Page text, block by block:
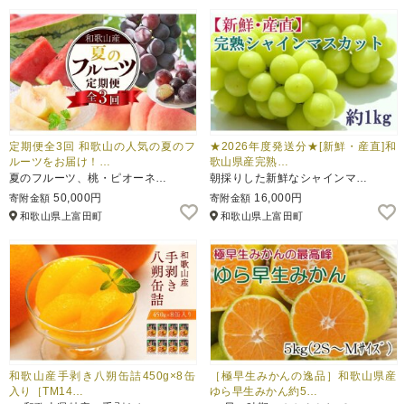
定期便全3回 和歌山の人気の夏のフ
ルーツをお届け！…
夏のフルーツ、桃・ピオーネ…
寄附金額 50,000円
和歌山県上富田町
★2026年度発送分★[新鮮・産直]和
歌山県産完熟…
朝採りした新鮮なシャインマ…
寄附金額 16,000円
和歌山県上富田町
和歌山産手剥き八朔缶詰450g×8缶
入り［TM14…
［極早生みかんの逸品］和歌山県産
ゆら早生みかん約5…